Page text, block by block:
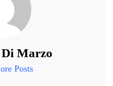
Di Marzo
Posts